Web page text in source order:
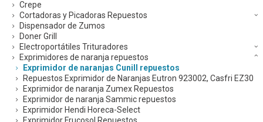
Crepe
Cortadoras y Picadoras Repuestos
Dispensador de Zumos
Doner Grill
Electroportátiles Trituradores
Exprimidores de naranja repuestos
Exprimidor de naranjas Cunill repuestos
Repuestos Exprimidor de Naranjas Eutron 923002, Casfri EZ30
Exprimidor de naranja Zumex Repuestos
Exprimidor de naranja Sammic repuestos
Exprimidor Hendi Horeca-Select